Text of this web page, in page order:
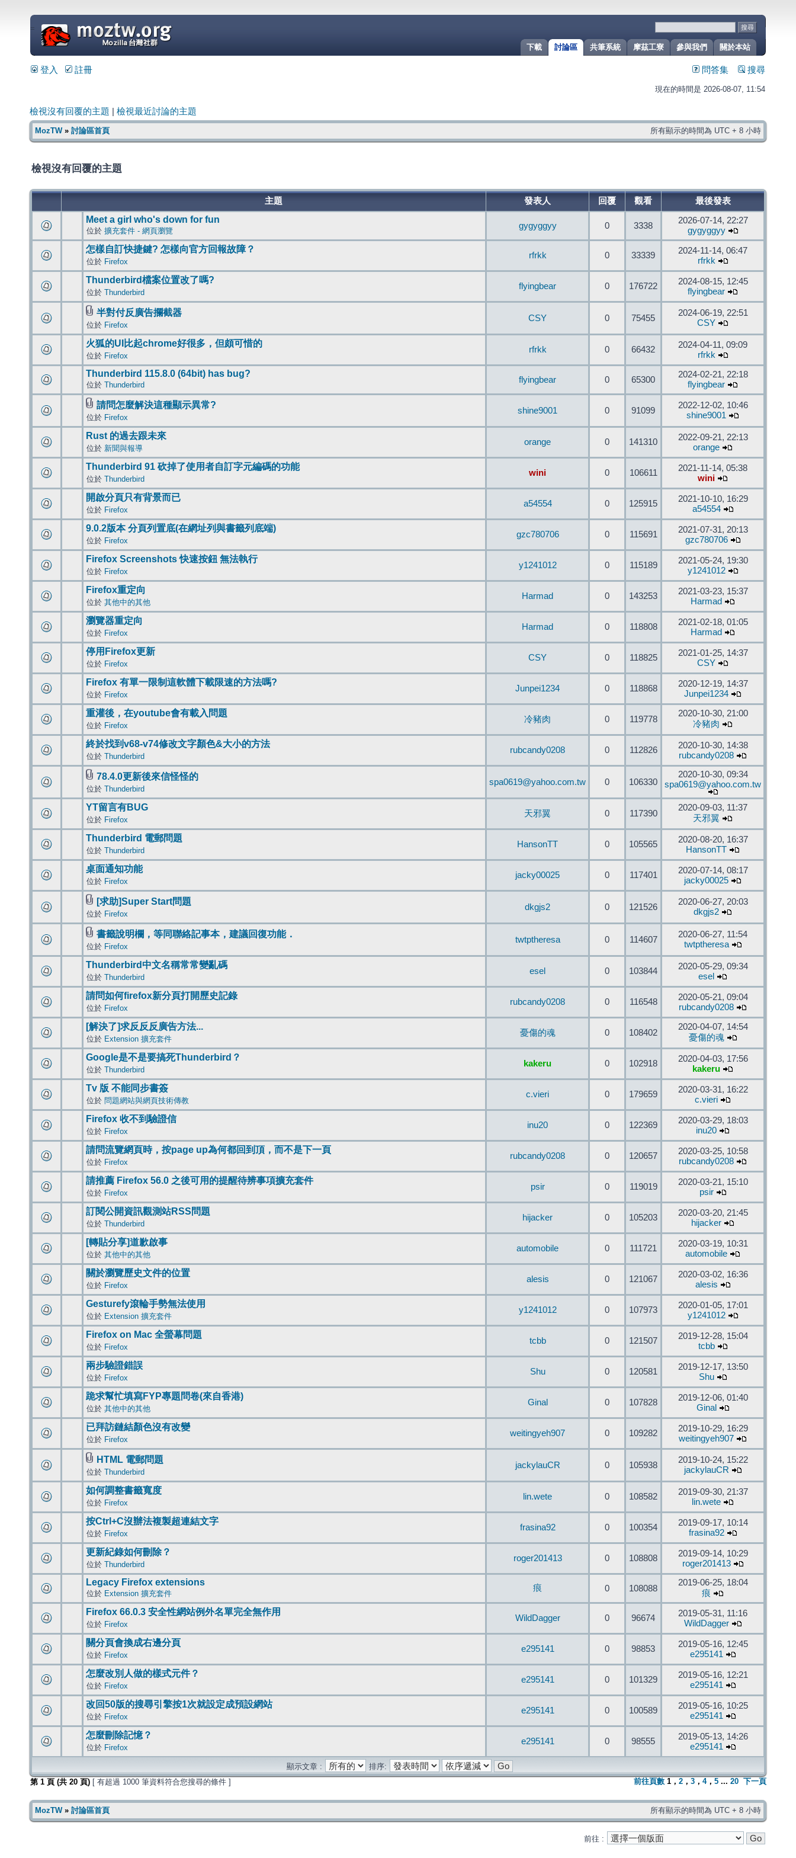
關於本站
參與我們
摩茲工寮
共筆系統
討論區
下載
=
登入 註冊 問答集 搜尋
現在的時間是 2026-08-07, 11:54
檢視沒有回覆的主題 檢視最近討論的主題
MozTW» 討論區首頁 所有顯示的時間為 UTC + 8 小時
檢視沒有回覆的主題
主題 發表人 回覆 觀看 最後發表
Meet a girl who's down for fun
位於 擴充套件 - 網頁瀏覽
gygyggyy 0 3338
2026-07-14, 22:27
gygyggyy
怎樣自訂快捷鍵? 怎樣向官方回報故障？
位於 Firefox
rfrkk 0 33339
2024-11-14, 06:47
rfrkk
Thunderbird檔案位置改了嗎?
位於 Thunderbird
flyingbear 0 176722
2024-08-15, 12:45
flyingbear
半對付反廣告攔截器
位於 Firefox
CSY 0 75455
2024-06-19, 22:51
CSY
火狐的UI比起chrome好很多，但頗可惜的
位於 Firefox
rfrkk 0 66432
2024-04-11, 09:09
rfrkk
Thunderbird 115.8.0 (64bit) has bug?
位於 Thunderbird
flyingbear 0 65300
2024-02-21, 22:18
flyingbear
請問怎麼解決這種顯示異常?
位於 Firefox
shine9001 0 91099
2022-12-02, 10:46
shine9001
Rust 的過去跟未來
位於 新聞與報導
orange 0 141310
2022-09-21, 22:13
orange
Thunderbird 91 砍掉了使用者自訂字元編碼的功能
位於 Thunderbird
wini 0 106611
2021-11-14, 05:38
wini
開啟分頁只有背景而已
位於 Firefox
a54554 0 125915
2021-10-10, 16:29
a54554
9.0.2版本 分頁列置底(在網址列與書籤列底端)
位於 Firefox
gzc780706 0 115691
2021-07-31, 20:13
gzc780706
Firefox Screenshots 快速按鈕 無法執行
位於 Firefox
y1241012 0 115189
2021-05-24, 19:30
y1241012
Firefox重定向
位於 其他中的其他
Harmad 0 143253
2021-03-23, 15:37
Harmad
瀏覽器重定向
位於 Firefox
Harmad 0 118808
2021-02-18, 01:05
Harmad
停用Firefox更新
位於 Firefox
CSY 0 118825
2021-01-25, 14:37
CSY
Firefox 有單一限制這軟體下載限速的方法嗎?
位於 Firefox
Junpei1234 0 118868
2020-12-19, 14:37
Junpei1234
重灌後，在youtube會有載入問題
位於 Firefox
冷豬肉 0 119778
2020-10-30, 21:00
冷豬肉
終於找到v68-v74修改文字顏色&大小的方法
位於 Thunderbird
rubcandy0208 0 112826
2020-10-30, 14:38
rubcandy0208
78.4.0更新後來信怪怪的
位於 Thunderbird
spa0619@yahoo.com.tw 0 106330
2020-10-30, 09:34
spa0619@yahoo.com.tw
YT留言有BUG
位於 Firefox
天邪翼 0 117390
2020-09-03, 11:37
天邪翼
Thunderbird 電郵問題
位於 Thunderbird
HansonTT 0 105565
2020-08-20, 16:37
HansonTT
桌面通知功能
位於 Firefox
jacky00025 0 117401
2020-07-14, 08:17
jacky00025
[求助]Super Start問題
位於 Firefox
dkgjs2 0 121526
2020-06-27, 20:03
dkgjs2
書籤說明欄，等同聯絡記事本，建議回復功能．
位於 Firefox
twtptheresa 0 114607
2020-06-27, 11:54
twtptheresa
Thunderbird中文名稱常常變亂碼
位於 Thunderbird
esel 0 103844
2020-05-29, 09:34
esel
請問如何firefox新分頁打開歷史記錄
位於 Firefox
rubcandy0208 0 116548
2020-05-21, 09:04
rubcandy0208
[解決了]求反反反廣告方法...
位於 Extension 擴充套件
憂傷的魂 0 108402
2020-04-07, 14:54
憂傷的魂
Google是不是要搞死Thunderbird？
位於 Thunderbird
kakeru 0 102918
2020-04-03, 17:56
kakeru
Tv 版 不能同步書簽
位於 問題網站與網頁技術傳教
c.vieri 0 179659
2020-03-31, 16:22
c.vieri
Firefox 收不到驗證信
位於 Firefox
inu20 0 122369
2020-03-29, 18:03
inu20
請問流覽網頁時，按page up為何都回到頂，而不是下一頁
位於 Firefox
rubcandy0208 0 120657
2020-03-25, 10:58
rubcandy0208
請推薦 Firefox 56.0 之後可用的提醒待辨事項擴充套件
位於 Firefox
psir 0 119019
2020-03-21, 15:10
psir
訂閱公開資訊觀測站RSS問題
位於 Thunderbird
hijacker 0 105203
2020-03-20, 21:45
hijacker
[轉貼分享]道歉啟事
位於 其他中的其他
automobile 0 111721
2020-03-19, 10:31
automobile
關於瀏覽歷史文件的位置
位於 Firefox
alesis 0 121067
2020-03-02, 16:36
alesis
Gesturefy滾輪手勢無法使用
位於 Extension 擴充套件
y1241012 0 107973
2020-01-05, 17:01
y1241012
Firefox on Mac 全螢幕問題
位於 Firefox
tcbb 0 121507
2019-12-28, 15:04
tcbb
兩步驗證錯誤
位於 Firefox
Shu 0 120581
2019-12-17, 13:50
Shu
跪求幫忙填寫FYP專題問卷(來自香港)
位於 其他中的其他
Ginal 0 107828
2019-12-06, 01:40
Ginal
已拜訪鏈結顏色沒有改變
位於 Firefox
weitingyeh907 0 109282
2019-10-29, 16:29
weitingyeh907
HTML 電郵問題
位於 Thunderbird
jackylauCR 0 105938
2019-10-24, 15:22
jackylauCR
如何調整書籤寬度
位於 Firefox
lin.wete 0 108582
2019-09-30, 21:37
lin.wete
按Ctrl+C沒辦法複製超連結文字
位於 Firefox
frasina92 0 100354
2019-09-17, 10:14
frasina92
更新紀錄如何刪除？
位於 Thunderbird
roger201413 0 108808
2019-09-14, 10:29
roger201413
Legacy Firefox extensions
位於 Extension 擴充套件
痕 0 108088
2019-06-25, 18:04
痕
Firefox 66.0.3 安全性網站例外名單完全無作用
位於 Firefox
WildDagger 0 96674
2019-05-31, 11:16
WildDagger
關分頁會換成右邊分頁
位於 Firefox
e295141 0 98853
2019-05-16, 12:45
e295141
怎麼改別人做的樣式元件？
位於 Firefox
e295141 0 101329
2019-05-16, 12:21
e295141
改回50版的搜尋引擎按1次就設定成預設網站
位於 Firefox
e295141 0 100589
2019-05-16, 10:25
e295141
怎麼刪除記憶？
位於 Firefox
e295141 0 98555
2019-05-13, 14:26
e295141
顯示文章 :
排序:
第 1 頁 (共 20 頁) [ 有超過 1000 筆資料符合您搜尋的條件 ] 前往頁數 1 ， 2 ， 3 ， 4， 5 ... 20 下一頁
MozTW» 討論區首頁 所有顯示的時間為 UTC + 8 小時
前往 :